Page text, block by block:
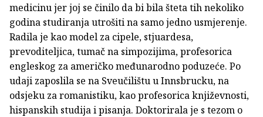
medicinu jer joj se činilo da bi bila šteta tih nekoliko
godina studiranja utrošiti na samo jedno usmjerenje.
Radila je kao model za cipele, stjuardesa,
prevoditeljica, tumač na simpozijima, profesorica
engleskog za američko međunarodno poduzeće. Po
udaji zaposlila se na Sveučilištu u Innsbrucku, na
odsjeku za romanistiku, kao profesorica književnosti,
hispanskih studija i pisanja. Doktorirala je s tezom o